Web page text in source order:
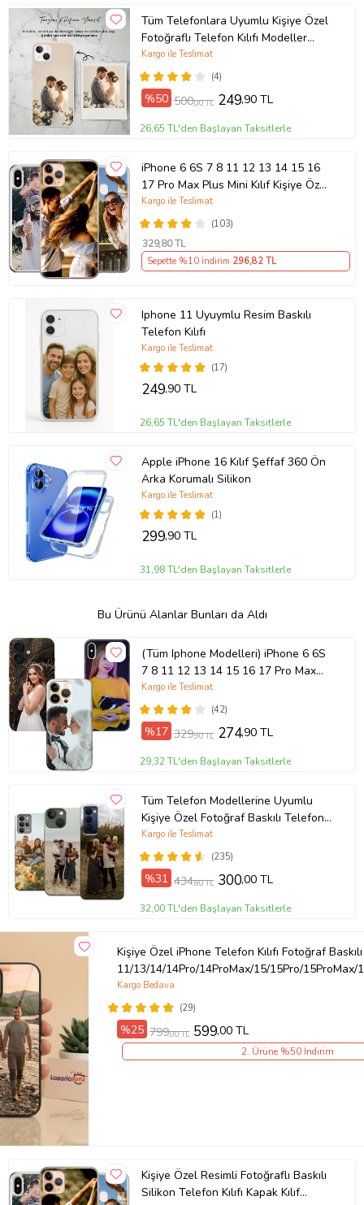
Tüm Telefonlara Uyumlu Kişiye Özel
Fotoğraflı Telefon Kılıfı Modeller
Açıklamada
(4)
Kargo ile Teslimat
%50 500,00 TL 249,90 TL
26,65 TL'den Başlayan Taksitlerle
iPhone 6 6S 7 8 11 12 13 14 15 16
17 Pro Max Plus Mini Kılıf Kişiye Özel
Resimli Fotoğraflı Silikon
(103)
Kargo ile Teslimat
329,80 TL
Sepette %10 İndirim 296,82 TL
Iphone 11 Uyuymlu Resim Baskılı
Telefon Kılıfı
(17)
Kargo ile Teslimat
249,90 TL
26,65 TL'den Başlayan Taksitlerle
Apple iPhone 16 Kılıf Şeffaf 360 Ön
Arka Korumalı Silikon
(1)
Kargo ile Teslimat
299,90 TL
31,98 TL'den Başlayan Taksitlerle
Bu Ürünü Alanlar Bunları da Aldı
(Tüm Iphone Modelleri) iPhone 6 6S
7 8 11 12 13 14 15 16 17 Pro Max
Plus Mini Kişiye Özel Resimli
Fotoğraflı Kılıf(42)
Kargo ile Teslimat
%17 329,90 TL 274,90 TL
29,32 TL'den Başlayan Taksitlerle
Tüm Telefon Modellerine Uyumlu
Kişiye Özel Fotoğraf Baskılı Telefon
Kılıfı
(235)
Kargo ile Teslimat
%31 434,80 TL 300,00 TL
32,00 TL'den Başlayan Taksitlerle
Kişiye Özel iPhone Telefon Kılıfı Fotoğraf Baskılı
11/13/14/14Pro/14ProMax/15/15Pro/
(29)
Kargo Bedava
%25 799,00 TL 599,00 TL
2. Ürüne %50 İndirim
Kişiye Özel Resimli Fotoğraflı Baskılı
Silikon Telefon Kılıfı Kapak Kılıf